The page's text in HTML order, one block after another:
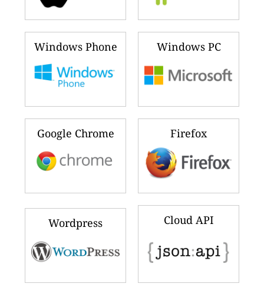
Windows Phone Windows PC
Google Chrome Firefox
Wordpress Cloud API